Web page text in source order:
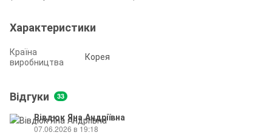
Характеристики
Країна
виробництва
Корея
Відгуки 33
Вівдюк Яна Андріївна
07.06.2026 в 19:18